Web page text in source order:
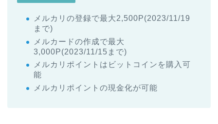
メルカリの登録で最大2,500P(2023/11/19
まで)
メルカードの作成で最大
3,000P(2023/11/15まで)
メルカリポイントはビットコインを購入可
能
メルカリポイントの現金化が可能